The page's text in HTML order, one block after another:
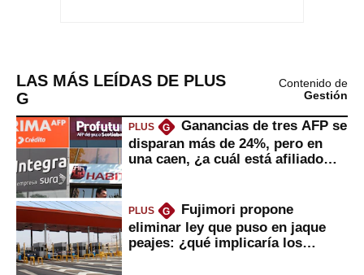
LAS MÁS LEÍDAS DE PLUS
G
Contenido de
Gestión
PLUS G
Ganancias de tres AFP se
disparan más de 24%, pero en
una caen, ¿a cuál está afiliado
PLUS G
Fujimori propone
eliminar ley que puso en jaque
peajes: ¿qué implicaría los